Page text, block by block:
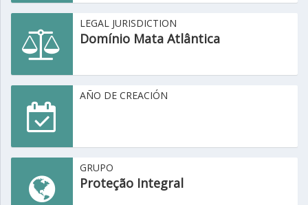
LEGAL JURISDICTION
Domínio Mata Atlântica
AÑO DE CREACIÓN
GRUPO
Proteção Integral